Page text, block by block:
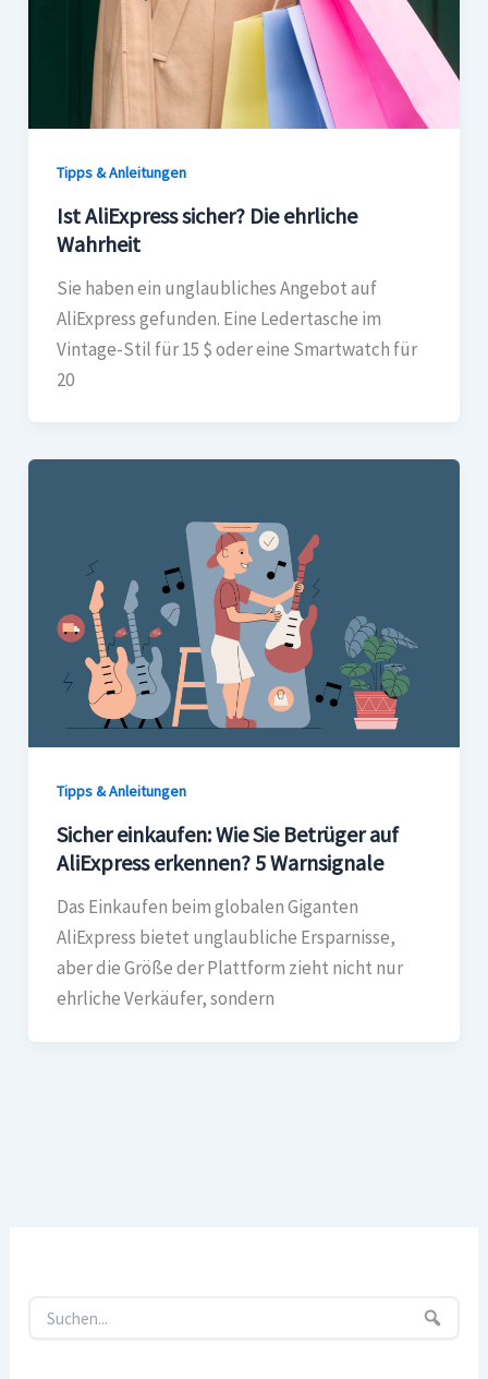
Tipps & Anleitungen
Ist AliExpress sicher? Die ehrliche
Wahrheit
Sie haben ein unglaubliches Angebot auf
AliExpress gefunden. Eine Ledertasche im
Vintage-Stil für 15 $ oder eine Smartwatch für
20
Tipps & Anleitungen
Sicher einkaufen: Wie Sie Betrüger auf
AliExpress erkennen? 5 Warnsignale
Das Einkaufen beim globalen Giganten
AliExpress bietet unglaubliche Ersparnisse,
aber die Größe der Plattform zieht nicht nur
ehrliche Verkäufer, sondern